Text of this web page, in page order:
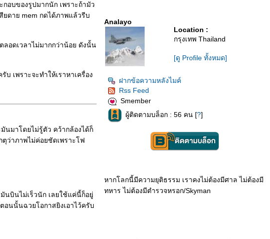
อบของรูปมากนัก เพราะถ้ามัว
ดาย mem กดได้ภาพแล้วรีบ
ลอดเวลาไม่มากกว่าน้อย ดังนั้น
เพราะจะทำให้เราหาเครื่อง
นมาโดยไม่รู้ตัว คว้ากล้องได้ก็
ว่าภาพไม่ค่อยชัดเพราะโฟ
นบินไม่เร็วนัก เลยใช้แค่นี้ก็อยู่
นนั้นฉวยโอกาสยิงเอาไว้ครับ
Analayo
Location :
กรุงเทพ Thailand
[ดู Profile ทั้งหมด]
ฝากข้อความหลังไมค์
Rss Feed
Smember
ผู้ติดตามบล็อก : 56 คน [?]
หากโลกนี้มีความยุติธรรม เราคงไม่ต้องมีศาล ไม่ต้องมี
ทหาร ไม่ต้องมีตำรวจหรอก/Skyman